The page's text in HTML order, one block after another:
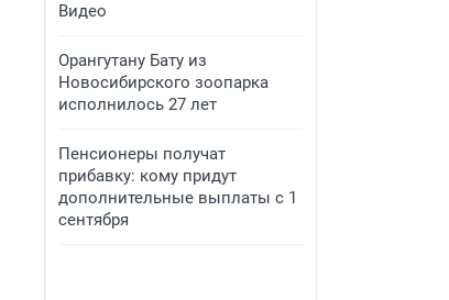
Видео
Орангутану Бату из
Новосибирского зоопарка
исполнилось 27 лет
Пенсионеры получат
прибавку: кому придут
дополнительные выплаты с 1
сентября